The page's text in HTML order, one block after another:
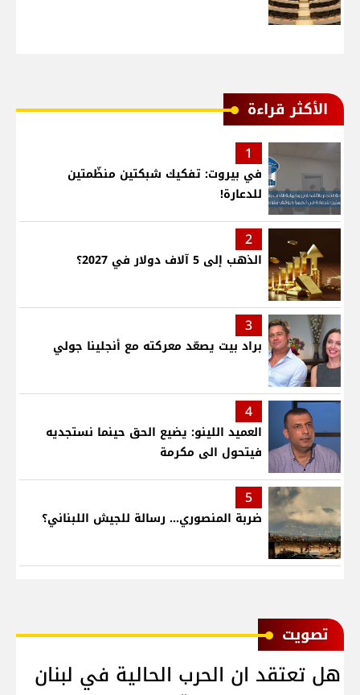
الأكثر قراءة
1
في بيروت: تفكيك شبكتين منظّمتين
للدعارة!
2
الذهب إلى 5 آلاف دولار في 2027؟
3
براد بيت يصعّد معركته مع أنجلينا جولي
4
العميد اللينو: يضيع الحق حينما نستجديه
فيتحول الى مكرمة
5
ضربة المنصوري... رسالة للجيش اللبناني؟
ﺗﺼﻮﻳﺖ
هل تعتقد ان الحرب الحالية في لبنان